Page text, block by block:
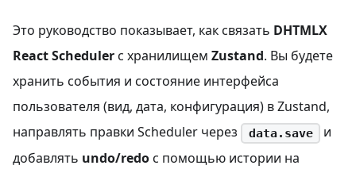
Это руководство показывает, как связать DHTMLX
React Schedulerс хранилищем Zustand. Вы будете
хранить события и состояние интерфейса
пользователя (вид, дата, конфигурация) в Zustand,
направлять правки Scheduler через
data.save
и
добавлять undo/redoс помощью истории на